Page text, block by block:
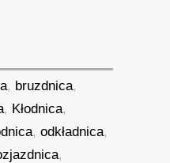
, bruzdnica,
, Kłodnica,
,odkładnica,
,